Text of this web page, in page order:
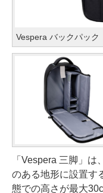
Vespera バックパック
「Vespera 三脚」
のある地形に設置す
態での高さが最大